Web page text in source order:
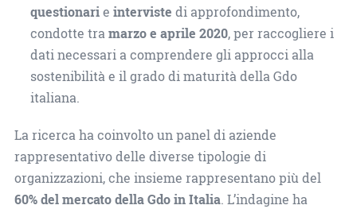
questionarie interviste di approfondimento,
condotte tramarzo e aprile 2020, per raccogliere i
dati necessari a comprendere gli approcci alla
sostenibilità e il grado di maturità della Gdo
italiana.
La ricerca ha coinvolto un panel di aziende
rappresentativo delle diverse tipologie di
organizzazioni, che insieme rappresentano più del
60% del mercato della Gdo in Italia. L’indagine ha